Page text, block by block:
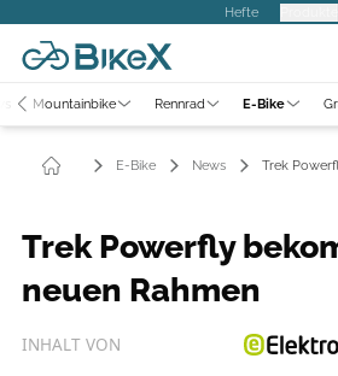
Hefte
Mountainbike Rennrad E-Bike
E-Bike News Trek
Trek Powerfly
neuen Rahmen
INHALT VON